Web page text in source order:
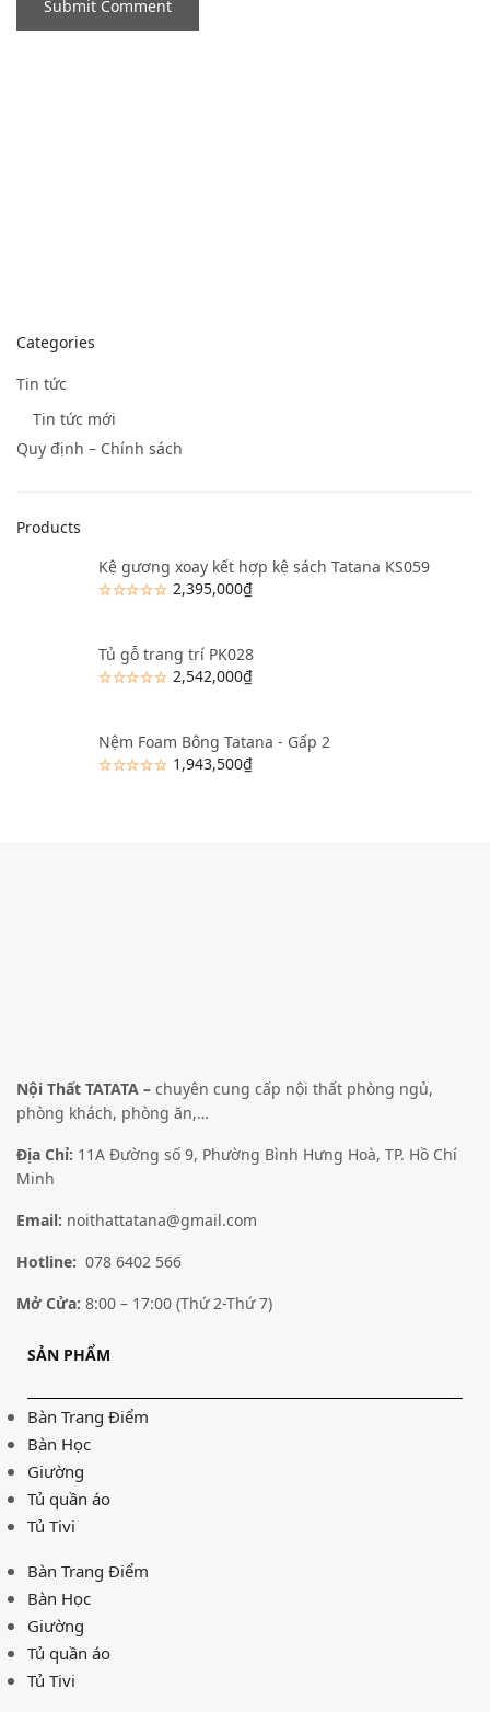
Categories
Tin tức
Tin tức mới
Quy định – Chính sách
Products
Kệ gương xoay kết hợp kệ sách Tatana KS059
2,395,000₫
Tủ gỗ trang trí PK028
2,542,000₫
Nệm Foam Bông Tatana - Gấp 2
1,943,500₫
Nội Thất TATATA –chuyên cung cấp nội thất phòng ngủ,
phòng khách, phòng ăn,…
Địa Chỉ: 11A Đường số 9, Phường Bình Hưng Hoà, TP. Hồ Chí
Minh
Email: noithattatana@gmail.com
Hotline: 078 6402 566
Mở Cửa:8:00 – 17:00 (Thứ 2-Thứ 7)
SẢN PHẨM
Bàn Trang Điểm
Bàn Học
Giường
Tủ quần áo
Tủ Tivi
Bàn Trang Điểm
Bàn Học
Giường
Tủ quần áo
Tủ Tivi